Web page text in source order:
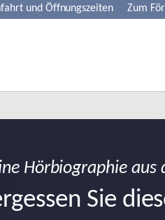
und Öffnungszeiten Zum
Hörbiographie aus
Sie